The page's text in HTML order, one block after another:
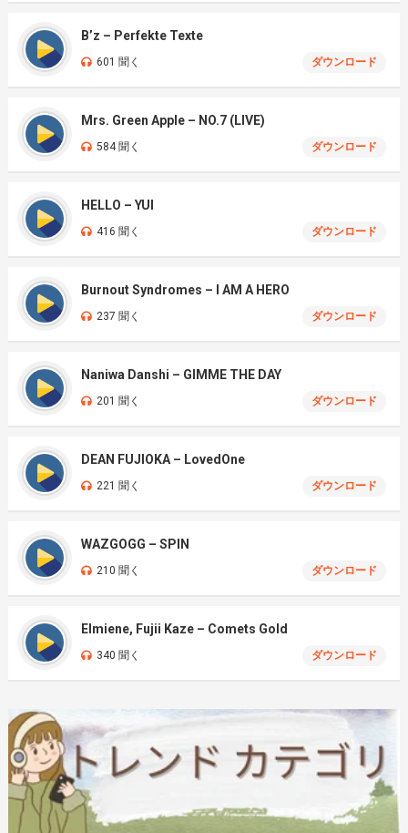
B’z – Perfekte Texte
601 聞く ダウンロード
Mrs. Green Apple – NO.7 (LIVE)
584 聞く ダウンロード
HELLO – YUI
416 聞く ダウンロード
Burnout Syndromes – I AM A HERO
237 聞く ダウンロード
Naniwa Danshi – GIMME THE DAY
201 聞く ダウンロード
DEAN FUJIOKA – LovedOne
221 聞く ダウンロード
WAZGOGG – SPIN
210 聞く ダウンロード
Elmiene, Fujii Kaze – Comets Gold
340 聞く ダウンロード